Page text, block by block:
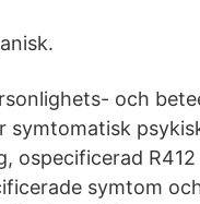
och
symtomatisk
ospecificerad
symtom